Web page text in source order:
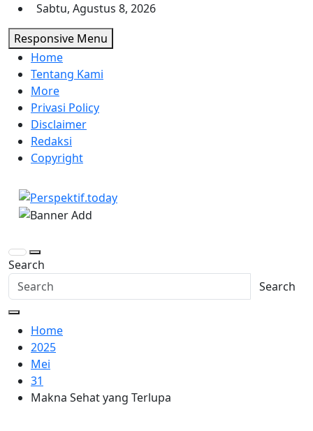
Skip
to
content
Sabtu, Agustus 8, 2026
Responsive Menu
Home
Tentang Kami
More
Privasi Policy
Disclaimer
Redaksi
Copyright
Perspektif.today
Ispiratif Profesional Independen
Search
Search
Home
2025
Mei
31
Makna Sehat yang Terlupa